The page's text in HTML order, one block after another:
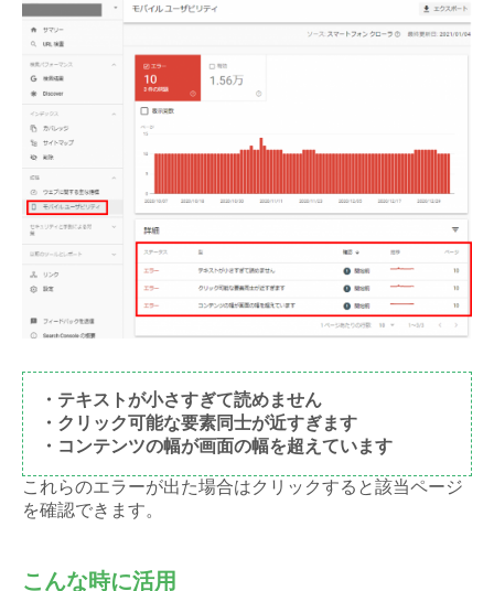
・テキストが小さすぎて読めません
・クリック可能な要素同士が近すぎます
・コンテンツの幅が画面の幅を超えています
これらのエラーが出た場合はクリックすると該当ページ
を確認できます。
こんな時に活用